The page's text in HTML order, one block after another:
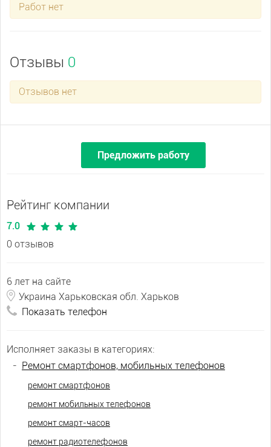
Работ нет
Отзывы 0
Отзывов нет
Предложить работу
Рейтинг компании
7.0
0 отзывов
6 лет на сайте
Украина Харьковская обл. Харьков
Показать телефон
Исполняет заказы в категориях:
- Ремонт смартфонов, мобильных телефонов
ремонт смартфонов
ремонт мобильных телефонов
ремонт смарт-часов
ремонт радиотелефонов